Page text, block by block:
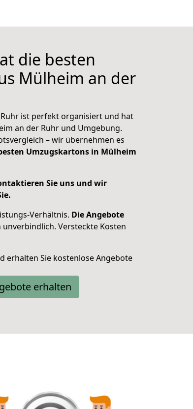
die besten
Mülheim an der
ist perfekt organisiert und hat
an der Ruhr und Umgebung.
– wir übernehmen es
Umzugskartons in Mülheim
Sie uns und wir
Verhältnis. Die Angebote
Versteckte Kosten
erhalten Sie kostenlose Angebote
erhalten